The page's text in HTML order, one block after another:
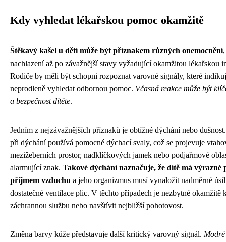
Kdy vyhledat lékařskou pomoc okamžitě
Štěkavý kašel u dětí může být příznakem různých onemocnění
nachlazení až po závažnější stavy vyžadující okamžitou lékařskou
Rodiče by měli být schopni rozpoznat varovné signály, které
neprodleně vyhledat odbornou pomoc. Včasná reakce může být
a bezpečnost dítěte.
Jedním z nejzávažnějších příznaků je obtížné dýchání nebo
při dýchání používá pomocné dýchací svaly, což se projevuje
mezižeberních prostor, nadklíčkových jamek nebo podjařmové
alarmující znak. Takové dýchání naznačuje, že dítě má výrazné
příjmem vzduchu a jeho organizmus musí vynaložit nadměrné
dostatečné ventilace plic. V těchto případech je nezbytné okamžitě
záchrannou službu nebo navštívit nejbližší pohotovost.
Změna barvy kůže představuje další kritický varovný signál.